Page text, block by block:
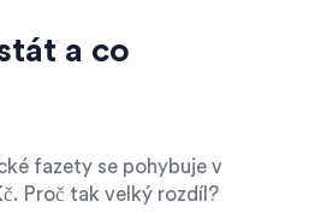
a co
fazety se pohybuje v
Proč tak velký rozdíl?